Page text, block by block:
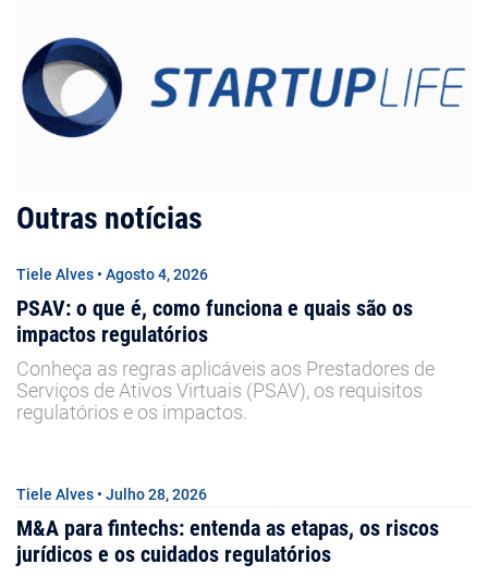
Outras notícias
Tiele Alves • Agosto 4, 2026
PSAV: o que é, como funciona e quais são os
impactos regulatórios
Conheça as regras aplicáveis aos Prestadores de
Serviços de Ativos Virtuais (PSAV), os requisitos
regulatórios e os impactos.
Tiele Alves • Julho 28, 2026
M&A para fintechs: entenda as etapas, os riscos
jurídicos e os cuidados regulatórios